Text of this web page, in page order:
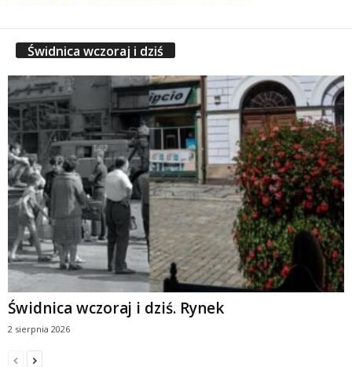
Świdnica wczoraj i dziś
Świdnica wczoraj i dziś. Rynek
2 sierpnia 2026